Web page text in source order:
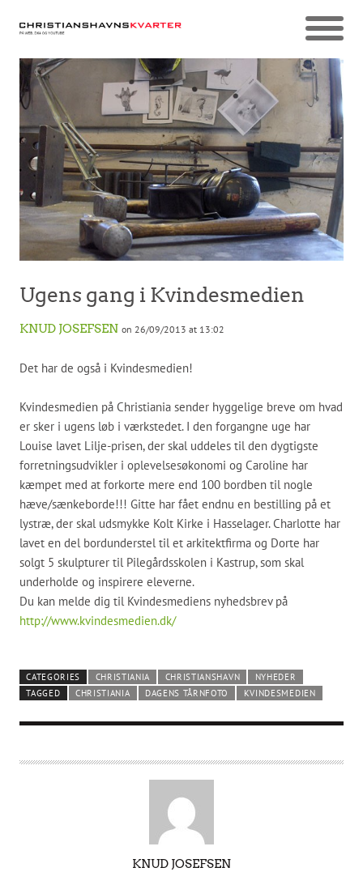
Ugens gang i Kvindesmedien
KNUD JOSEFSEN on 26/09/2013 at 13:02
Det har de også i Kvindesmedien!
Kvindesmedien på Christiania sender hyggelige breve om hvad
er sker i ugens løb i værkstedet. I den forgangne uge har
Louise lavet Lilje-prisen, der skal uddeles til den dygtigste
forretningsudvikler i oplevelsesøkonomi og Caroline har
kæmpet med at forkorte mere end 100 bordben til nogle
hæve/sænkeborde!!! Gitte har fået endnu en bestilling på et
lystræ, der skal udsmykke Kolt Kirke i Hasselager. Charlotte har
lavet en del bordunderstel til et arkitektfirma og Dorte har
solgt 5 skulpturer til Pilegårdsskolen i Kastrup, som skal
underholde og inspirere eleverne.
Du kan melde dig til Kvindesmediens nyhedsbrev på
http://www.kvindesmedien.dk/
CATEGORIES CHRISTIANIA CHRISTIANSHAVN
NYHEDER
TAGGED
CHRISTIANIA DAGENS TÅRNFOTO KVINDESMEDIEN
KNUD JOSEFSEN